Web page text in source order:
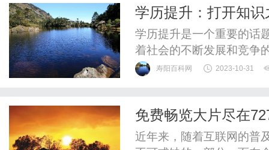
学历提升：打开知
学历提升是一个重要的话
着社会的不断发展和竞争
种必备条件。学历不仅仅
求。拥有更高的学历意味
寿阳百科网 2023-10-31
免费畅览大片尽在
近年来，随着互联网的普